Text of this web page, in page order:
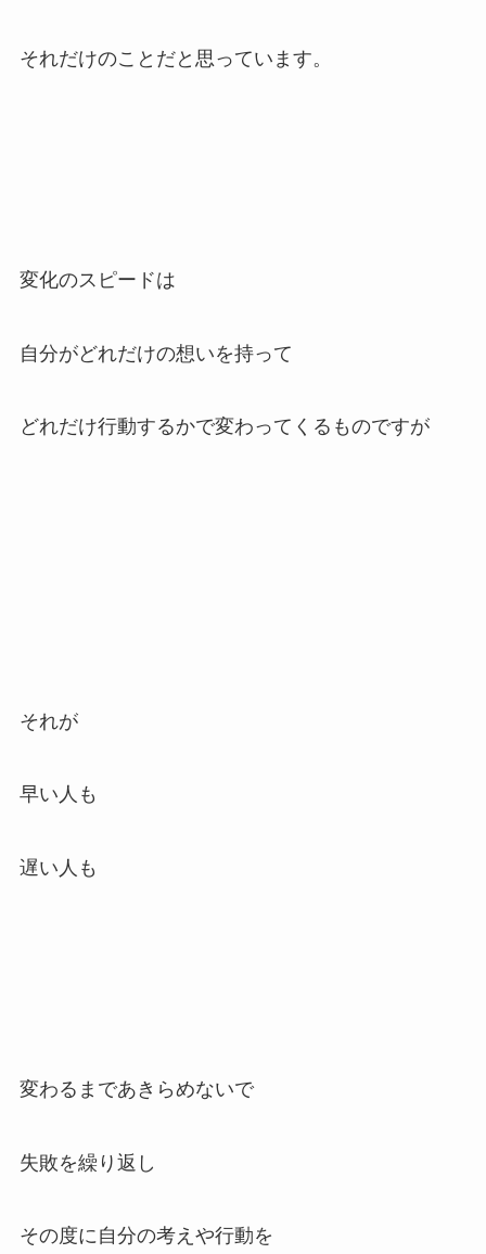
それだけのことだと思っています。
変化のスピードは
自分がどれだけの想いを持って
どれだけ行動するかで変わってくるものですが
それが
早い人も
遅い人も
変わるまであきらめないで
失敗を繰り返し
その度に自分の考えや行動を